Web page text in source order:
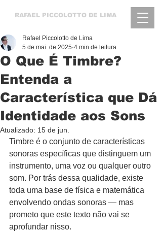
RAFAEL PICCOLOTTO DE LIMA
O Que É Timbre?
Entenda a
Característica que Dá
Identidade aos Sons
Rafael Piccolotto de Lima
5 de mai. de 2025 4 min de leitura
Atualizado: 15 de jun.
Timbre é o conjunto de características
sonoras específicas que distinguem um
instrumento, uma voz ou qualquer outro
som. Por trás dessa qualidade, existe
toda uma base de física e matemática
envolvendo ondas sonoras — mas
prometo que este texto não vai se
aprofundar nisso.